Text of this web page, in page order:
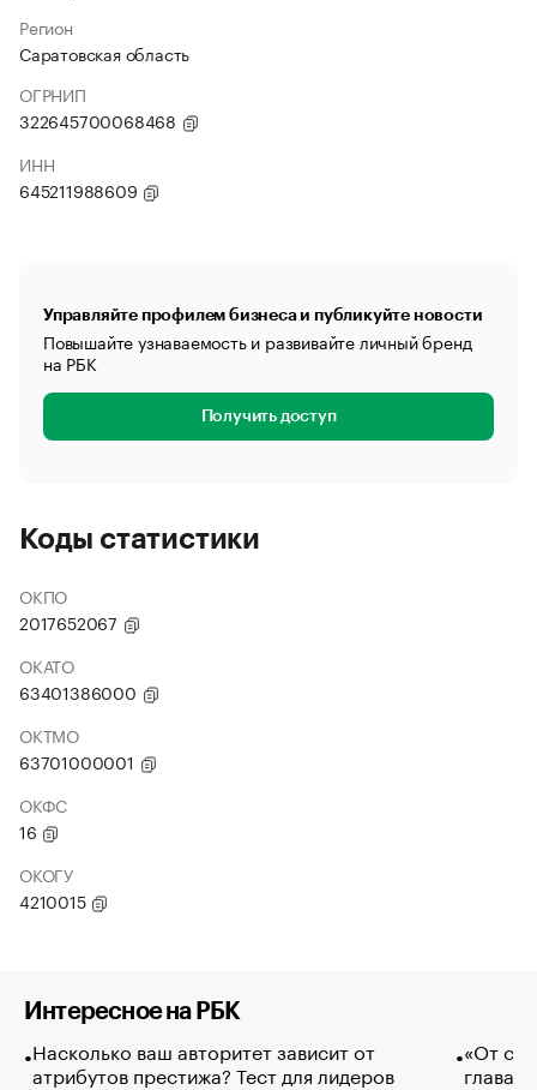
Регион
Саратовская область
ОГРНИП
322645700068468
ИНН
645211988609
Управляйте профилем бизнеса и публикуйте новости
Повышайте узнаваемость и развивайте личный бренд
на РБК
Получить доступ
Коды статистики
ОКПО
2017652067
ОКАТО
63401386000
ОКТМО
63701000001
ОКФС
16
ОКОГУ
4210015
Интересное на РБК
Насколько ваш авторитет зависит от
атрибутов престижа? Тест для лидеров
«От
глава